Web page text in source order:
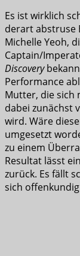
Es ist wirklich
derart abstruse
Michelle Yeoh,
Captain/
Discovery
Performance
Mutter, die sich
dabei zunächst
wird. Wäre
umgesetzt
zu einem
Resultat lässt
zurück. Es fällt
sich